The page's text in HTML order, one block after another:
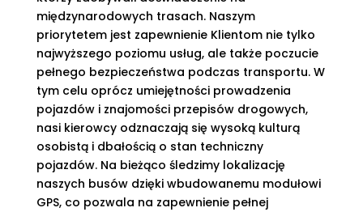
międzynarodowych trasach. Naszym
priorytetem jest zapewnienie Klientom nie tylko
najwyższego poziomu usług, ale także poczucie
pełnego bezpieczeństwa podczas transportu. W
tym celu oprócz umiejętności prowadzenia
pojazdów i znajomości przepisów drogowych,
nasi kierowcy odznaczają się wysoką kulturą
osobistą i dbałością o stan techniczny
pojazdów. Na bieżąco śledzimy lokalizację
naszych busów dzięki wbudowanemu modułowi
GPS, co pozwala na zapewnienie pełnej